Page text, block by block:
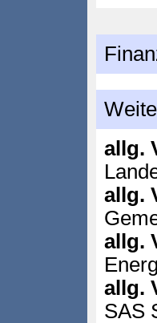
allg.
allg.
allg.
allg.
SAS